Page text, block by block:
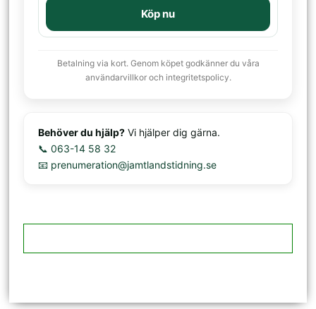
Köp nu
Betalning via kort. Genom köpet godkänner du våra
användarvillkor och integritetspolicy.
Behöver du hjälp? Vi hjälper dig gärna.
📞 063-14 58 32
📧 prenumeration@jamtlandstidning.se